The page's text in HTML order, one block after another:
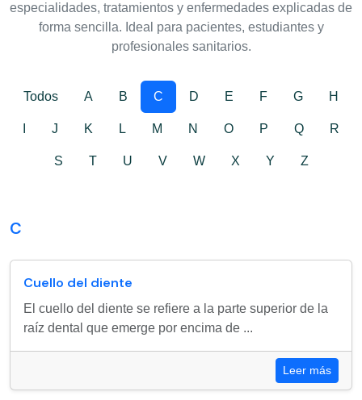
especialidades, tratamientos y enfermedades explicadas de
forma sencilla. Ideal para pacientes, estudiantes y
profesionales sanitarios.
Todos A B C D E F G H
J K L M N O P Q R
S T U V W X Y Z
C
Cuello del diente
El cuello del diente se refiere a la parte superior de la
raíz dental que emerge por encima de ...
Leer más